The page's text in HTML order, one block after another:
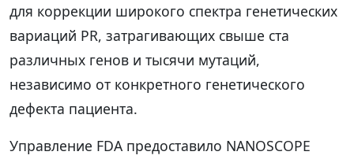
для коррекции широкого спектра генетических
вариаций PR, затрагивающих свыше ста
различных генов и тысячи мутаций,
независимо от конкретного генетического
дефекта пациента.
Управление FDA предоставило NANOSCOPE